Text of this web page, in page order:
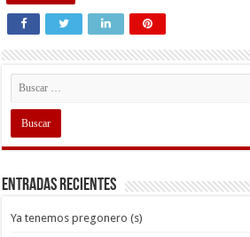
Entradas recientes
Ya tenemos pregonero (s)